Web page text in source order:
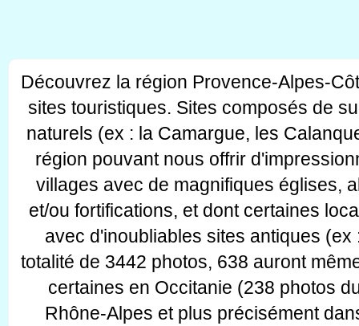
Découvrez la région Provence-Alpes-
sites touristiques. Sites composés de
naturels (ex : la Camargue, les
région pouvant nous offrir
villages avec de magnifiques églises,
et/ou fortifications, et dont certaines
avec d'inoubliables sites antiques
totalité de 3442 photos, 638 auront
certaines en Occitanie (238 photos
Rhône-Alpes et plus précisément